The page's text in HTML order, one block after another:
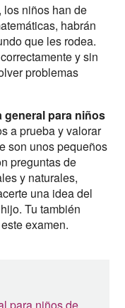
los niños han de
habrán
que les rodea.
y sin
problemas
para niños
a prueba y valorar
son unos pequeños
preguntas de
y naturales,
una idea del
Tu también
examen.
para niños de